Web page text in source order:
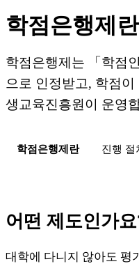
학점은행제란
학점은행제는 「학점
으로 인정받고, 학점
생교육진흥원이 운영
학점은행제란 진행 절
어떤 제도인가
대학에 다니지 않아도 평